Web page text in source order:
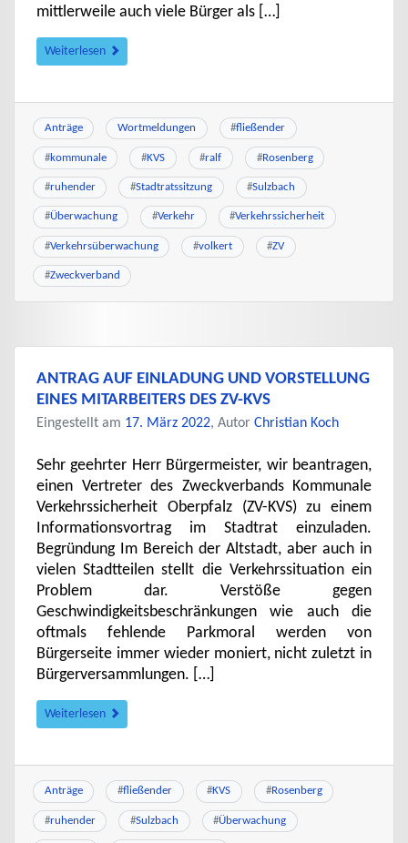
mittlerweile auch viele Bürger als […]
Weiterlesen
Anträge Wortmeldungen #fließender
#kommunale #KVS #ralf #Rosenberg
#ruhender #Stadtratssitzung #Sulzbach
#Überwachung #Verkehr #Verkehrssicherheit
#Verkehrsüberwachung #volkert #ZV
#Zweckverband
ANTRAG AUF EINLADUNG UND VORSTELLUNG
EINES MITARBEITERS DES ZV-KVS
Eingestellt am 17. März 2022, Autor Christian Koch
Sehr geehrter Herr Bürgermeister, wir beantragen,
einen Vertreter des Zweckverbands Kommunale
Verkehrssicherheit Oberpfalz (ZV-KVS) zu einem
Informationsvortrag im Stadtrat einzuladen.
Begründung Im Bereich der Altstadt, aber auch in
vielen Stadtteilen stellt die Verkehrssituation ein
Problem dar. Verstöße gegen
Geschwindigkeitsbeschränkungen wie auch die
oftmals fehlende Parkmoral werden von
Bürgerseite immer wieder moniert, nicht zuletzt in
Bürgerversammlungen. […]
Weiterlesen
Anträge #fließender #KVS #Rosenberg
#ruhender #Sulzbach #Überwachung